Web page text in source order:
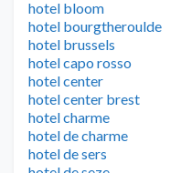
hotel bloom
hotel bourgtheroulde
hotel brussels
hotel capo rosso
hotel center
hotel center brest
hotel charme
hotel de charme
hotel de sers